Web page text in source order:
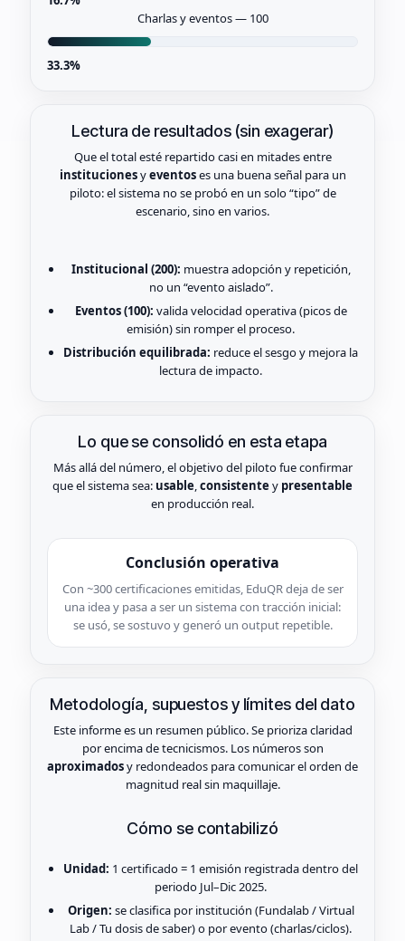
Charlas y eventos — 100
33.3%
Lectura de resultados (sin exagerar)
Que el total esté repartido casi en mitades entre
institucionesyeventoses una buena señal para un
piloto: el sistema no se probó en un solo “tipo” de
escenario, sino en varios.
Institucional (200): muestra adopción y repetición,
no un “evento aislado”.
Eventos (100): valida velocidad operativa (picos de
emisión) sin romper el proceso.
Distribución equilibrada: reduce el sesgo y mejora la
lectura de impacto.
Lo que se consolidó en esta etapa
Más allá del número, el objetivo del piloto fue confirmar
que el sistema sea: usable,consistente y presentable
en producción real.
Conclusión operativa
Con ~300 certificaciones emitidas, EduQR deja de ser
una idea y pasa a ser un sistema con tracción inicial:
se usó, se sostuvo y generó un output repetible.
Metodología, supuestos y límites del dato
Este informe es un resumen público. Se prioriza claridad
por encima de tecnicismos. Los números son
aproximadosy redondeados para comunicar el orden de
magnitud real sin maquillaje.
Cómo se contabilizó
Unidad: 1 certificado = 1 emisión registrada dentro del
periodo Jul–Dic 2025.
Origen: se clasifica por institución (Fundalab / Virtual
Lab / Tu dosis de saber) o por evento (charlas/ciclos).